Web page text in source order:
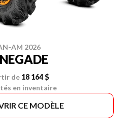
AM 2026
de 18 164 $
en inventaire
CE MODÈLE